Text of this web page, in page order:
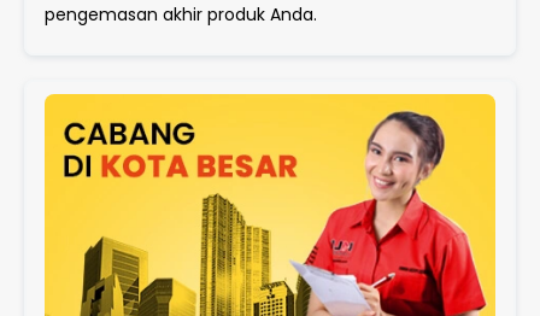
pengemasan akhir produk Anda.